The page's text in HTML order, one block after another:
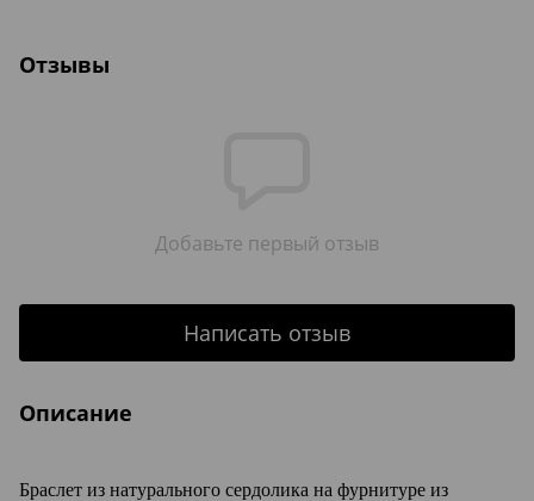
Отзывы
Добавьте первый отзыв
Написать отзыв
Описание
Браслет из натурального сердолика на фурнитуре из